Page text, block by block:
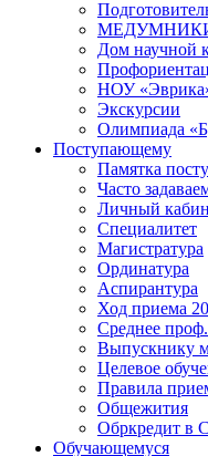
Дом научной
НОУ
Экскурсии
Олимпиада
Поступающему
Памятка
Часто
Личный
Специалитет
Магистратура
Ординатура
Аспирантура
Ход приема
Среднее
Выпускнику
Целевое
Правила
Общежития
Обркредит в
Обучающемуся